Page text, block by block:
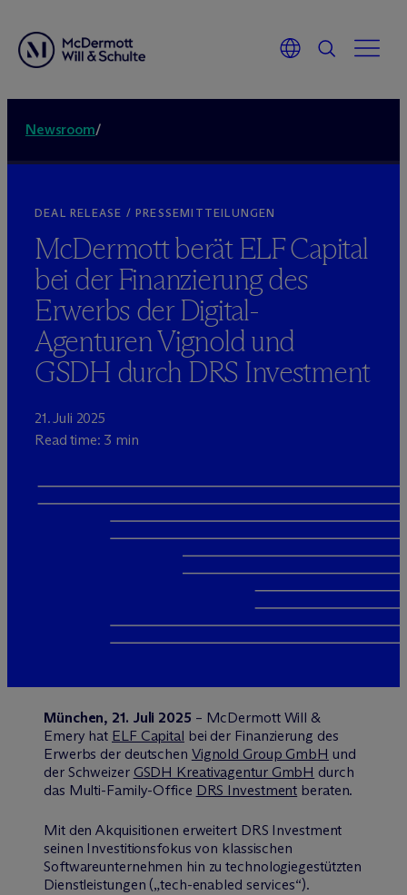
Newsroom/
DEAL RELEASE / PRESSEMITTEILUNGEN
McDermott berät ELF Capital
bei der Finanzierung des
Erwerbs der Digital-
Agenturen Vignold und
GSDH durch DRS Investment
21. Juli 2025
Read time: 3 min
München, 21. Juli 2025 – McDermott Will &
Emery hat ELF Capital bei der Finanzierung des
Erwerbs der deutschen Vignold Group GmbH und
der Schweizer GSDH Kreativagentur GmbH durch
das Multi-Family-Office DRS Investment beraten.
Mit den Akquisitionen erweitert DRS Investment
seinen Investitionsfokus von klassischen
Softwareunternehmen hin zu technologiegestützten
Dienstleistungen („tech-enabled services“).